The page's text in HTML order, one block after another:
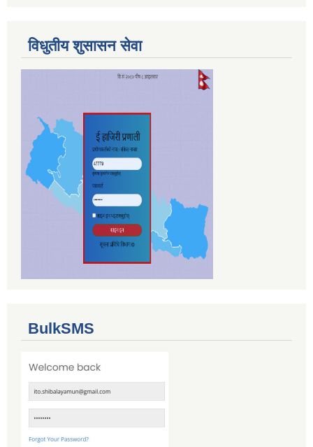
विधुतीय शुसासन सेवा
BulkSMS